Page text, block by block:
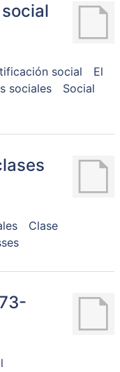
social
El
sociales
Social
Clase